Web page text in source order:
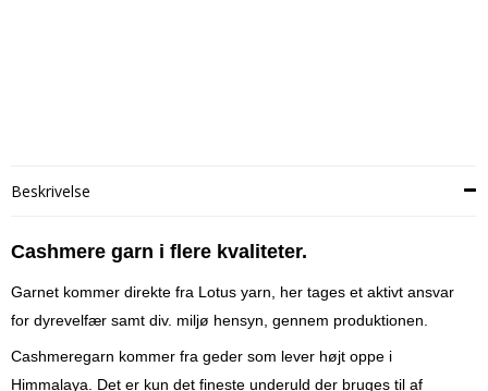
Beskrivelse
Cashmere garn i flere kvaliteter.
Garnet kommer direkte fra Lotus yarn, her tages et aktivt ansvar
for dyrevelfær samt div. miljø hensyn, gennem produktionen.
Cashmeregarn kommer fra geder som lever højt oppe i
Himmalaya. Det er kun det fineste underuld der bruges til af